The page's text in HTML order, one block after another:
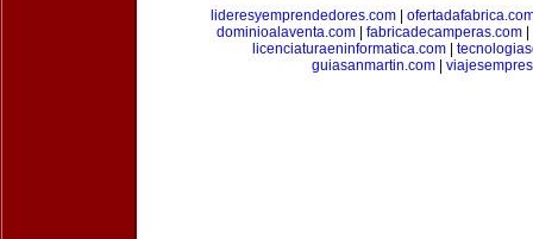
lideresyemprendedores.com
dominioalaventa.com
fabricadecamperas.com
licenciaturaeninformatica.com|
guiasanmartin.com|